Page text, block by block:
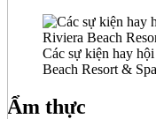
Các sự kiện hay
Beach Resort &
Ẩm thực